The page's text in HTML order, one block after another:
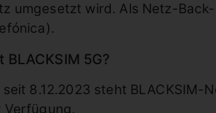
umgesetzt wird. Als Netz-
BLACKSIM 5G?
seit 8.12.2023 steht BLACKSIM-
Verfügung.